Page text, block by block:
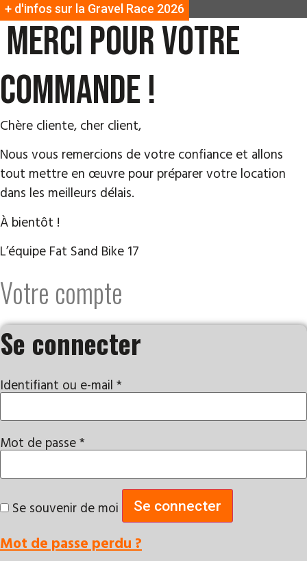
+ d'infos sur la Gravel Race 2026
Merci pour votre
commande !
Chère cliente, cher client,
Nous vous remercions de votre confiance et allons
tout mettre en œuvre pour préparer votre location
dans les meilleurs délais.
À bientôt !
L’équipe Fat Sand Bike 17
Votre compte
Se connecter
Identifiant ou e-mail *
Mot de passe*
Se souvenir de moi Se connecter
Mot de passe perdu ?